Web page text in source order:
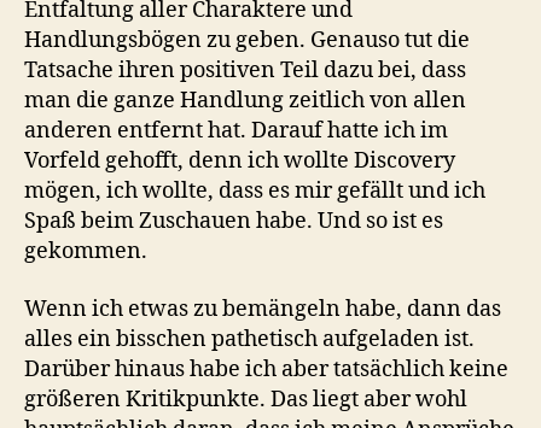
Entfaltung aller Charaktere und
Handlungsbögen zu geben. Genauso tut die
Tatsache ihren positiven Teil dazu bei, dass
man die ganze Handlung zeitlich von allen
anderen entfernt hat. Darauf hatte ich im
Vorfeld gehofft, denn ich wollte Discovery
mögen, ich wollte, dass es mir gefällt und ich
Spaß beim Zuschauen habe. Und so ist es
gekommen.
Wenn ich etwas zu bemängeln habe, dann das
alles ein bisschen pathetisch aufgeladen ist.
Darüber hinaus habe ich aber tatsächlich keine
größeren Kritikpunkte. Das liegt aber wohl